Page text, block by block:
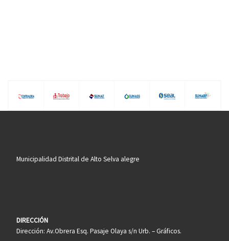
Municipalidad Distrital de Alto Selva alegre
DIRECCIÓN
Dirección: Av.Obrera Esq. Pasaje Olaya s/n Urb. – Gráficos.